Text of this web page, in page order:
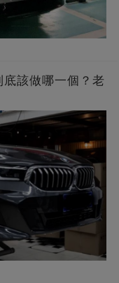
該做哪一個？老